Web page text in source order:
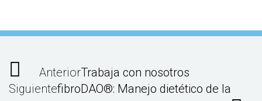
AnteriorTrabaja con nosotros
SiguientefibroDAO®: Manejo dietético de la